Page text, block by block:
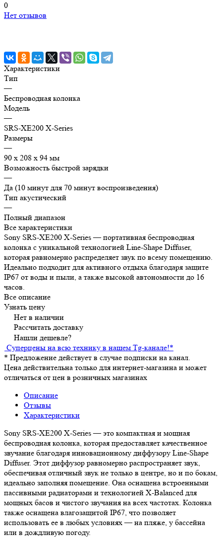
0
Нет отзывов
Характеристики
Тип
—
Беспроводная колонка
Модель
—
SRS-XE200 X-Series
Размеры
—
90 x 208 x 94 мм
Возможность быстрой зарядки
—
Да (10 минут для 70 минут воспроизведения)
Тип акустический
—
Полный диапазон
Все характеристики
Sony SRS-XE200 X-Series — портативная беспроводная
колонка с уникальной технологией Line-Shape Diffuser,
которая равномерно распределяет звук по всему помещению.
Идеально подходит для активного отдыха благодаря защите
IP67 от воды и пыли, а также высокой автономности до 16
часов.
Все описание
Узнать цену
Нет в наличии
Рассчитать доставку
Нашли дешевле?
Суперцены на всю технику в нашем Tg-канале!*
* Предложение действует в случае подписки на канал.
Цена действительна только для интернет-магазина и может
отличаться от цен в розничных магазинах
Описание
Отзывы
Характеристики
Sony SRS-XE200 X-Series — это компактная и мощная
беспроводная колонка, которая предоставляет качественное
звучание благодаря инновационному диффузору Line-Shape
Diffuser. Этот диффузор равномерно распространяет звук,
обеспечивая отличный звук не только в центре, но и по бокам,
идеально заполняя помещение. Она оснащена встроенными
пассивными радиаторами и технологией X-Balanced для
мощных басов и чистого звучания на всех частотах. Колонка
также оснащена влагозащитой IP67, что позволяет
использовать ее в любых условиях — на пляже, у бассейна
или в дождливую погоду.